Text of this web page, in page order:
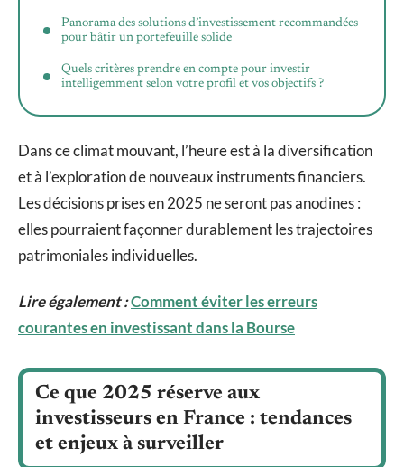
Panorama des solutions d’investissement recommandées
pour bâtir un portefeuille solide
Quels critères prendre en compte pour investir
intelligemment selon votre profil et vos objectifs ?
Dans ce climat mouvant, l’heure est à la diversification
et à l’exploration de nouveaux instruments financiers.
Les décisions prises en 2025 ne seront pas anodines :
elles pourraient façonner durablement les trajectoires
patrimoniales individuelles.
Lire également :Comment éviter les erreurs
courantes en investissant dans la Bourse
Ce que 2025 réserve aux
investisseurs en France : tendances
et enjeux à surveiller